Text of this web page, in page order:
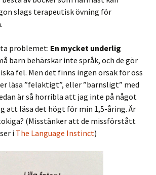
slags terapeutisk övning för
problemet: En mycket underlig
barn behärskar inte språk, och de gör
fel. Men det finns ingen orsak för oss
läsa ”felaktigt”, eller ”barnsligt” med
är så horribla att jag inte på något
att läsa det högt för min 1,5-åring. Är
(Misstänker att de missförstått
i The Language Instinct)